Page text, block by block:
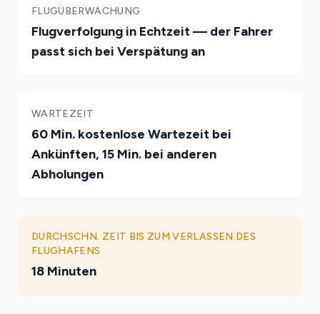
FLUGÜBERWACHUNG
Flugverfolgung in Echtzeit — der Fahrer
passt sich bei Verspätung an
WARTEZEIT
60 Min. kostenlose Wartezeit bei
Ankünften, 15 Min. bei anderen
Abholungen
DURCHSCHN. ZEIT BIS ZUM VERLASSEN DES
FLUGHAFENS
18 Minuten